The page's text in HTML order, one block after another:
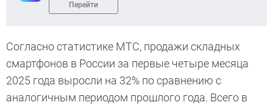
Перейти
Согласно статистике МТС, продажи складных
смартфонов в России за первые четыре месяца
2025 года выросли на 32% по сравнению с
аналогичным периодом прошлого года. Всего в